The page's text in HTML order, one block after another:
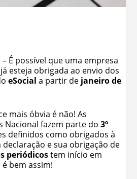
– É possível que uma empresa
esteja obrigada ao envio dos
eSocial a partir de janeiro de
mais óbvia é não! As
Nacional fazem parte do3º
definidos como obrigados à
e sua obrigação de
periódicostem início em
é bem assim!